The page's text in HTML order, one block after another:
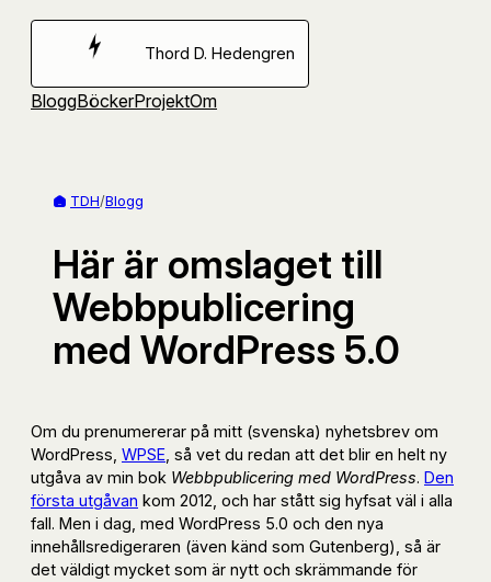
Hoppa
Thord D. Hedengren
BloggBöckerProjektOm
TDH/Blogg
Här är omslaget till
Webbpublicering
med WordPress 5.0
Om du prenumererar på mitt (svenska) nyhetsbrev om
WordPress, WPSE , så vet du redan att det blir en helt ny
utgåva av min bok Webbpublicering med WordPress. Den
första utgåvan kom 2012, och har stått sig hyfsat väl i alla
fall. Men i dag, med WordPress 5.0 och den nya
innehållsredigeraren (även känd som Gutenberg), så är
det väldigt mycket som är nytt och skrämmande för